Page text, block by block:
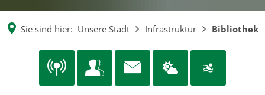
Sie sind hier: Unsere Stadt Infrastruktur Bibliothek